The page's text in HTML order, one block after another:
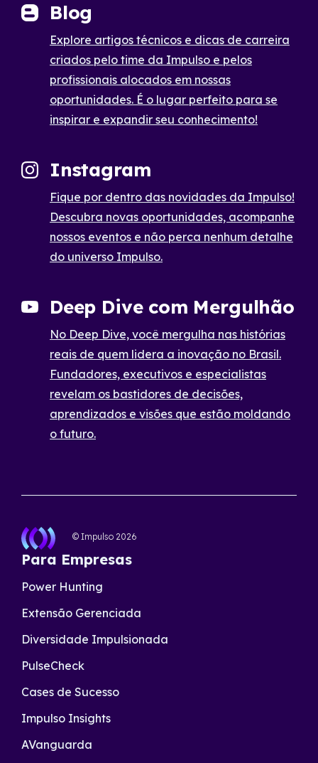
Blog
Explore artigos técnicos e dicas de carreira
criados pelo time da Impulso e pelos
profissionais alocados em nossas
oportunidades. É o lugar perfeito para se
inspirar e expandir seu conhecimento!
Instagram
Fique por dentro das novidades da Impulso!
Descubra novas oportunidades, acompanhe
nossos eventos e não perca nenhum detalhe
do universo Impulso.
Deep Dive com Mergulhão
No Deep Dive, você mergulha nas histórias
reais de quem lidera a inovação no Brasil.
Fundadores, executivos e especialistas
revelam os bastidores de decisões,
aprendizados e visões que estão moldando
o futuro.
© Impulso 2026
Para Empresas
Power Hunting
Extensão Gerenciada
Diversidade Impulsionada
PulseCheck
Cases de Sucesso
Impulso Insights
AVanguarda